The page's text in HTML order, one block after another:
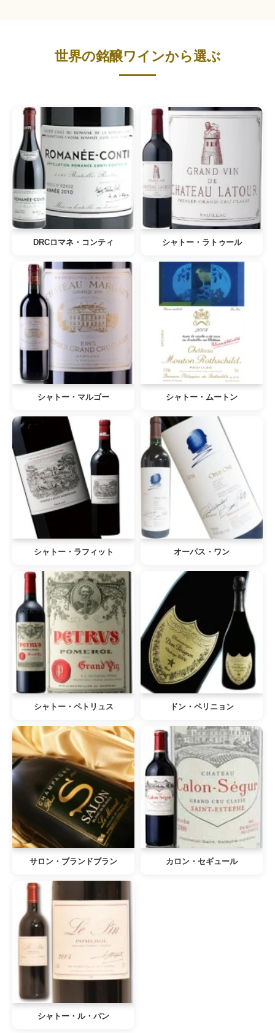
世界の銘醸ワインから選ぶ
DRCロマネ・コンティ シャトー・ラトゥール
シャトー・マルゴー シャトー・ムートン
シャトー・ラフィット オーパス・ワン
シャトー・ペトリュス ドン・ペリニョン
サロン・ブランドブラン カロン・セギュール
シャトー・ル・パン